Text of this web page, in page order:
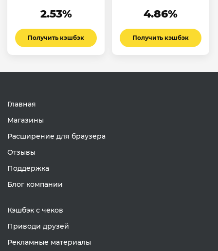
2.53%
Получить кэшбэк
психологии в
4.86%
Получить кэшбэк
Главная
Магазины
Расширение для браузера
Отзывы
Поддержка
Блог компании
Кэшбэк с чеков
Приводи друзей
Рекламные материалы